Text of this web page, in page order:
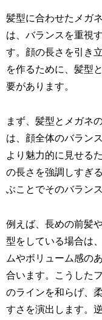
髪型に合わせたメガ
は、バランスを重視
す。顔の長さを引き
を作るために、髪型
要があります。
まず、髪型とメガネ
は、顔全体のバラン
より魅力的に見せる
の長さを強調しすぎ
ぶことでそのバラン
例えば、長めの前髪
型をしている場合は
ムやボリューム感の
合います。こうした
のラインを和らげ、
すさを演出します。